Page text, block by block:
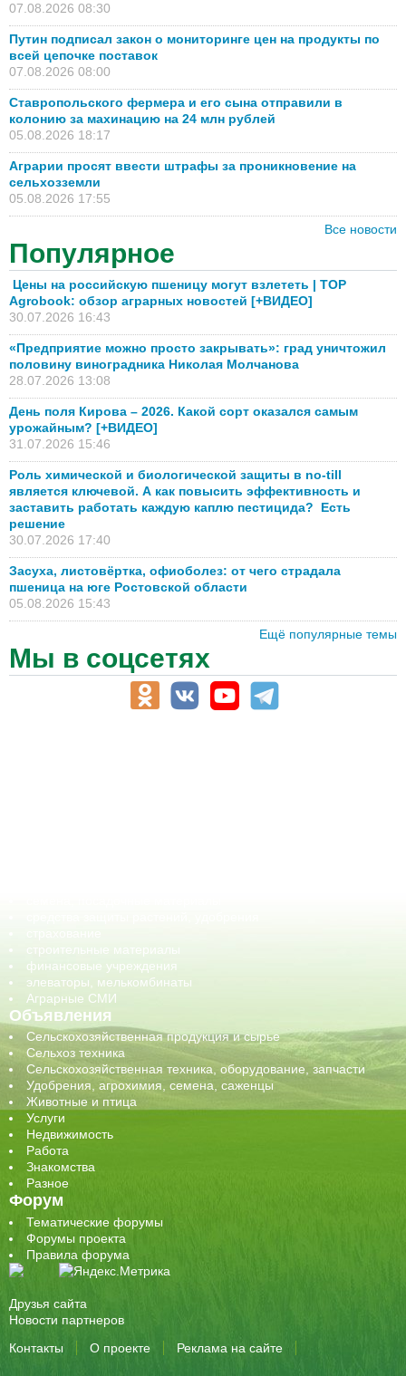
07.08.2026 08:30
Путин подписал закон о мониторинге цен на продукты по
всей цепочке поставок
07.08.2026 08:00
Ставропольского фермера и его сына отправили в
колонию за махинацию на 24 млн рублей
05.08.2026 18:17
Аграрии просят ввести штрафы за проникновение на
сельхозземли
05.08.2026 17:55
Все новости
Популярное
Цены на российскую пшеницу могут взлететь | TOP
Agrobook: обзор аграрных новостей [+ВИДЕО]
30.07.2026 16:43
«Предприятие можно просто закрывать»: град уничтожил
половину виноградника Николая Молчанова
28.07.2026 13:08
День поля Кирова – 2026. Какой сорт оказался самым
урожайным? [+ВИДЕО]
31.07.2026 15:46
Роль химической и биологической защиты в no-till
является ключевой. А как повысить эффективность и
заставить работать каждую каплю пестицида? Есть
решение
30.07.2026 17:40
Засуха, листовёртка, офиоболез: от чего страдала
пшеница на юге Ростовской области
05.08.2026 15:43
Ещё популярные темы
Мы в соцсетях
строительные материалы
финансовые учреждения
элеваторы, мелькомбинаты
Аграрные СМИ
Объявления
Сельскохозяйственная продукция и сырье
Сельхоз техника
Сельскохозяйственная техника, оборудование, запчасти
Удобрения, агрохимия, семена, саженцы
Животные и птица
Услуги
Недвижимость
Работа
Знакомства
Разное
Форум
Тематические форумы
Форумы проекта
Правила форума
Друзья сайта
Новости партнеров
Контакты
О проекте Реклама на сайте